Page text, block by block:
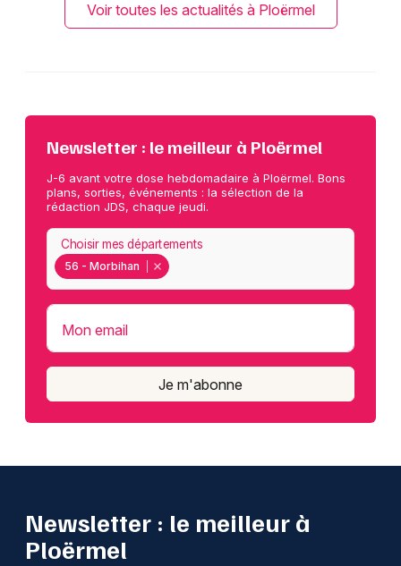
Voir toutes les actualités à Ploërmel
Newsletter : le meilleur à Ploërmel
J-6 avant votre dose hebdomadaire à Ploërmel. Bons
plans, sorties, événements : la sélection de la
rédaction JDS, chaque jeudi.
56 - Morbihan
Choisir mes départements
Mon email
Je m'abonne
Newsletter : le meilleur à
Ploërmel